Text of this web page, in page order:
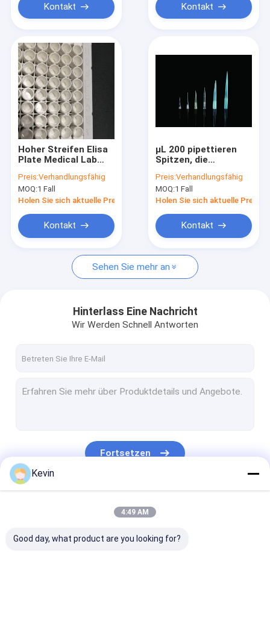
Produkte
Videos
VR Show
Über uns
Qualitätskontrolle
Treten Sie mit uns in Verbindung
Fordern Sie ein Zitat
Magnetische Polymer-Perlen
Magnetische Agarose-Perlen
DNA-Bibliotheks-Bausatz
Magnetische Trennungs-Gestell
Kontakt Kontakt
Hoher Streifen Elisa
Plate Medical Lab
der
Schwergängigkeits-
8x12
Preis:Verhandlungsfähig
MOQ:1 Fall
Holen Sie sich aktuelle Preis
Kontakt
μL 200 pipettieren
Spitzen, die
gebauscht Nicht-
filterten
Preis:Verhandlungsfähig
MOQ:1 Fall
Holen Sie sich aktuelle Preis
Kontakt
Sehen Sie mehr an
Hinterlass Eine Nachricht
Wir Werden Schnell Antworten
Fortsetzen
Kevin
4:49 AM
Good day, what product are you looking for?